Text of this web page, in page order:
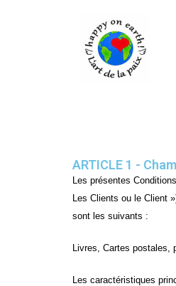
ARTICLE 1 -
Les présentes
Les Clients ou le Client
sont les suivants :
Livres, Cartes postales,
Les caractéristiques